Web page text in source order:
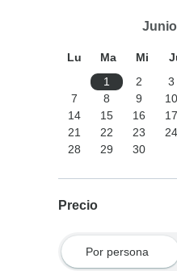
Lu Ma Mi
1
2 3
7
8 9 10
14
15 16 17
21
22 23 24
28
29 30
Precio
Por persona